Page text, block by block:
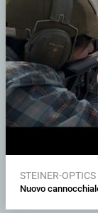
STEINER-OPTICS
Nuovo